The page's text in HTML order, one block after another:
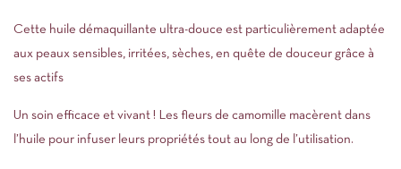
Cette huile démaquillante ultra-douce est particulièrement adaptée
aux peaux sensibles, irritées, sèches, en quête de douceur grâce à
ses actifs
Un soin efficace et vivant ! Les fleurs de camomille macèrent dans
l’huile pour infuser leurs propriétés tout au long de l’utilisation.